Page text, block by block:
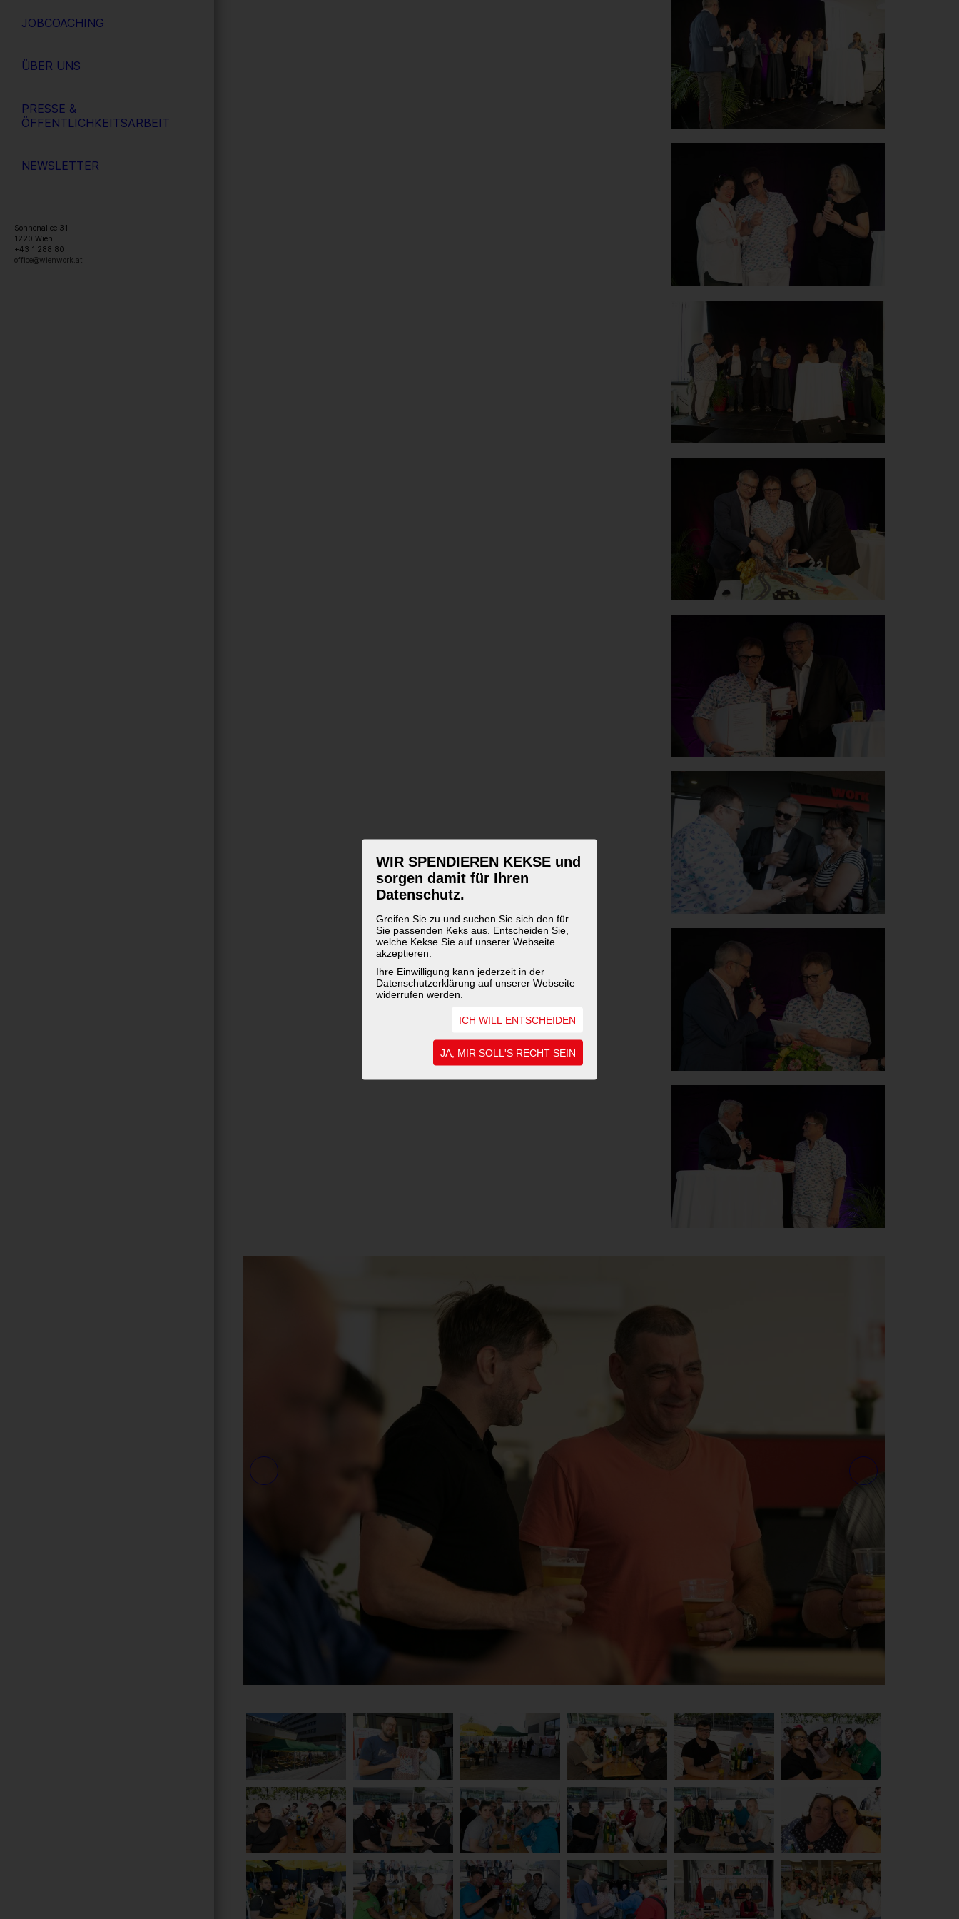
WIR SPENDIEREN KEKSE und
sorgen damit für Ihren
Datenschutz.
Greifen Sie zu und suchen Sie sich den für
Sie passenden Keks aus. Entscheiden Sie,
welche Kekse Sie auf unserer Webseite
akzeptieren.
Ihre Einwilligung kann jederzeit in der
Datenschutzerklärung auf unserer Webseite
widerrufen werden.
ICH WILL ENTSCHEIDEN
JA, MIR SOLL'S RECHT SEIN
JOBCOACHING
ÜBER UNS
PRESSE &
ÖFFENTLICHKEITSARBEIT
NEWSLETTER
Sonnenallee 31
1220 Wien
+43 1 288 80
office@wienwork.at